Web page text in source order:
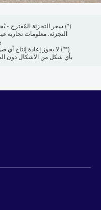
(*) سعر التجزئة المُقترح -
التجزئة. معلومات تجارية
(**) لا يجوز إعادة إنتاج أي
بأي شكل من الأشكال دون